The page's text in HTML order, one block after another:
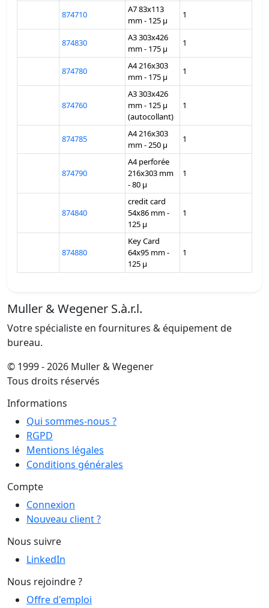
874710
A7 83x113
mm - 125 µ
1
874830
A3 303x426
mm - 175 µ
1
874780
A4 216x303
mm - 175 µ
1
874760
A3 303x426
mm - 125 µ
(autocollant)
1
874785
A4 216x303
mm - 250 µ
1
874790
A4 perforée
216x303 mm
- 80 µ
1
874840
credit card
54x86 mm -
125 µ
1
874880
Key Card
64x95 mm -
125 µ
1
Muller & Wegener S.à.r.l.
Votre spécialiste en fournitures & équipement de
bureau.
© 1999 - 2026 Muller & Wegener
Tous droits réservés
Informations
Qui sommes-nous ?
RGPD
Mentions légales
Conditions générales
Compte
Connexion
Nouveau client ?
Nous suivre
LinkedIn
Nous rejoindre ?
Offre d'emploi